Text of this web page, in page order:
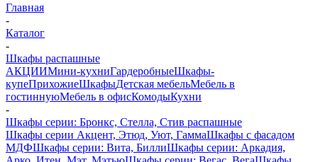
Главная
-
Каталог
-
Шкафы распашные
АКЦИИМини-кухниГардеробныеШкафы-
купеПрихожиеШкафыДетская мебельМебель в
гостиннуюМебель в офисКомодыКухни
-
Шкафы серии: Бронкс, Стелла, Стив распашные
Шкафы серии Акцент, Этюд, Уют, ГаммаШкафы с фасадом
МДФШкафы серии: Вита, БиллиШкафы серии: Аркадия,